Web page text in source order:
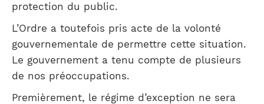
protection du public.
L’Ordre a toutefois pris acte de la volonté
gouvernementale de permettre cette situation.
Le gouvernement a tenu compte de plusieurs
de nos préoccupations.
Premièrement, le régime d’exception ne sera